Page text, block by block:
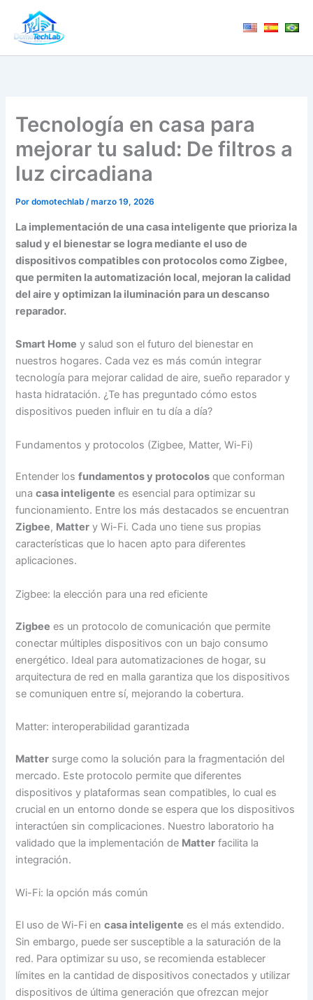
contenido
Tecnología en casa para
mejorar tu salud: De filtros a
luz circadiana
Pordomotechlab/marzo 19, 2026
La implementación de una casa inteligente que prioriza la
salud y el bienestar se logra mediante el uso de
dispositivos compatibles con protocolos como Zigbee,
que permiten la automatización local, mejoran la calidad
del aire y optimizan la iluminación para un descanso
reparador.
Smart Home y salud son el futuro del bienestar en
nuestros hogares. Cada vez es más común integrar
tecnología para mejorar calidad de aire, sueño reparador y
hasta hidratación. ¿Te has preguntado cómo estos
dispositivos pueden influir en tu día a día?
Fundamentos y protocolos (Zigbee, Matter, Wi-Fi)
Entender losfundamentos y protocolos que conforman
unacasa inteligente es esencial para optimizar su
funcionamiento. Entre los más destacados se encuentran
Zigbee, Matter y Wi-Fi. Cada uno tiene sus propias
características que lo hacen apto para diferentes
aplicaciones.
Zigbee: la elección para una red eficiente
Zigbee es un protocolo de comunicación que permite
conectar múltiples dispositivos con un bajo consumo
energético. Ideal para automatizaciones de hogar, su
arquitectura de red en malla garantiza que los dispositivos
se comuniquen entre sí, mejorando la cobertura.
Matter: interoperabilidad garantizada
Matter surge como la solución para la fragmentación del
mercado. Este protocolo permite que diferentes
dispositivos y plataformas sean compatibles, lo cual es
crucial en un entorno donde se espera que los dispositivos
interactúen sin complicaciones. Nuestro laboratorio ha
validado que la implementación de Matter facilita la
integración.
Wi-Fi: la opción más común
El uso de Wi-Fi encasa inteligente es el más extendido.
Sin embargo, puede ser susceptible a la saturación de la
red. Para optimizar su uso, se recomienda establecer
límites en la cantidad de dispositivos conectados y utilizar
dispositivos de última generación que ofrezcan mejor